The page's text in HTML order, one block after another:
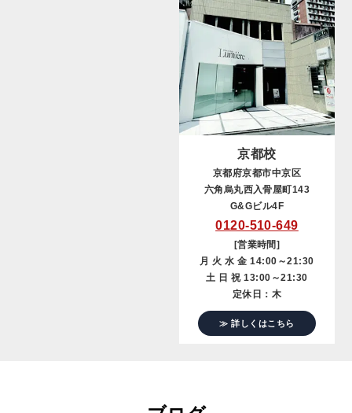
京都校
京都府京都市中京区
六角烏丸西入骨屋町143
G&Gビル4F
0120-510-649
[営業時間]
月 火 水 金 14:00～21:30
土 日 祝 13:00～21:30
定休日：木
≫ 詳しくはこちら